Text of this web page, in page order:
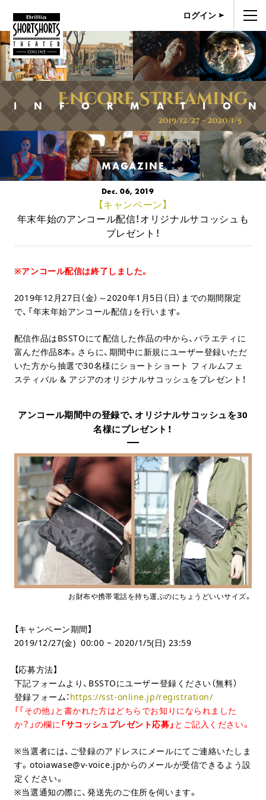
ログイン
MAGAZINE
Dec. 06, 2019
【キャンペーン】
年末年始のアンコール配信！オリジナルサコッシュも
プレゼント！
※アンコール配信は終了しました。
2019年12月27日（金）～2020年1月5日（日）までの期間限定
で、「年末年始アンコール配信」を行います。
配信作品はBSSTOにて配信した作品の中から、バラエティに
富んだ作品8本。さらに、期間中に新規にユーザー登録いただ
いた方から抽選で30名様にショートショート フィルムフェ
スティバル & アジアのオリジナルサコッシュをプレゼント！
アンコール期間中の登録で、オリジナルサコッシュを30
名様にプレゼント！
お財布や携帯電話を持ち運ぶのにちょうどいいサイズ。
【キャンペーン期間】
2019/12/27(金) 00:00 ~ 2020/1/5(日) 23:59
【応募方法】
下記フォームより、BSSTOにユーザー登録ください（無料）
登録フォーム： https://sst-online.jp/registration/
「「その他」と書かれた方はどちらでお知りになられました
か？」の欄に「サコッシュプレゼント応募」 とご記入ください。
※当選者には、ご登録のアドレスにメールにてご連絡いたしま
す。otoiawase@v-voice.jpからのメールが受信できるよう設
定ください。
※当選通知の際に、発送先のご住所を伺います。